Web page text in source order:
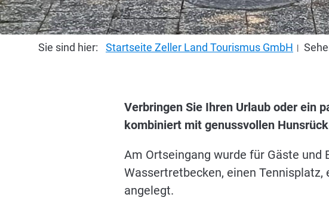
Sie sind hier: Startseite Zeller Land Tourismus GmbH
Verbringen Sie Ihren Urlaub oder ein
kombiniert mit genussvollen
Am Ortseingang wurde für Gäste
Wassertretbecken, einen
angelegt.